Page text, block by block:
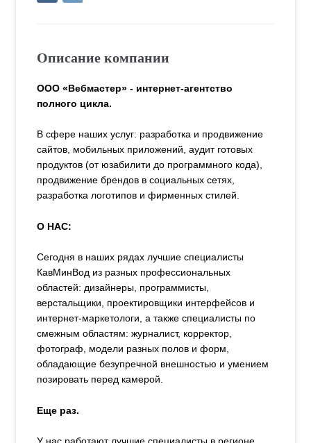
Описание компании
ООО «Вебмастер» - интернет-агентство
полного цикла.
В сфере наших услуг: разработка и продвижение
сайтов, мобильных приложений, аудит готовых
продуктов (от юзабилити до программного кода),
продвижение брендов в социальных сетях,
разработка логотипов и фирменных стилей.
О НАС:
Сегодня в наших рядах лучшие специалисты
КавМинВод из разных профессиональных
областей: дизайнеры, программисты,
верстальщики, проектировщики интерфейсов и
интернет-маркетологи, а также специалисты по
смежным областям: журналист, корректор,
фотограф, модели разных полов и форм,
обладающие безупречной внешностью и умением
позировать перед камерой.
Еще раз.
У нас работают лучшие специалисты в регионе,